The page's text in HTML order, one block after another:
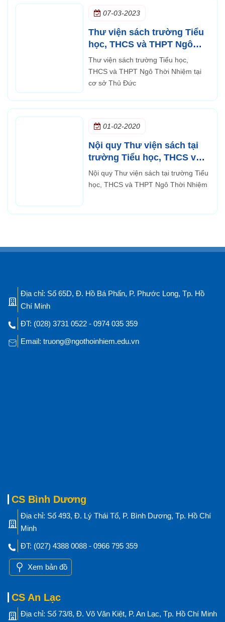
07-03-2023
Thư viện sách trường Tiểu
học, THCS và THPT Ngô
Thời Nhiệm tại cơ sở Thủ
Đức
Thư viện sách trường Tiểu học,
THCS và THPT Ngô Thời Nhiệm tại
cơ sở Thủ Đức
01-02-2020
Nội quy Thư viện sách tại
trường Tiểu học, THCS và
THPT Ngô Thời Nhiệm
Nội quy Thư viện sách tại trường Tiểu
học, THCS và THPT Ngô Thời Nhiệm
Địa chỉ: Số 65D, Đ. Hồ Bá Phấn, P. Phước Long, Tp. Hồ
Chí Minh
ĐT: (028) 3731 0522 - 0974 035 359
Email: truong@ngothoinhiem.edu.vn
CS Bình Dương
Địa chỉ: Số 493, Đ. Lý Thái Tổ, P. Bình Dương, Tp. Hồ Chí
Minh
ĐT: (027) 4388 0088 - 0966 795 359
Xem bản đồ
CS An Lạc
Địa chỉ: Số 73/8, Đ. Võ Văn Kiệt, P. An Lạc, Tp. Hồ Chí Minh